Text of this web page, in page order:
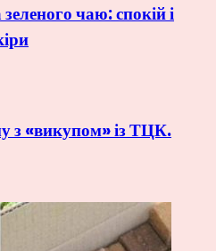
чаю: спокій і
з «викупом» із ТЦК.